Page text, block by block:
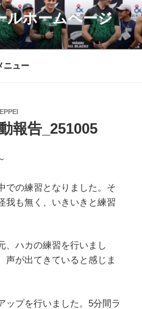
ルホームページ
ニュー
報告_251005
での練習となりました。そ
我も無く、いきいきと練習
、ハカの練習を行いまし
声が出てきていると感じま
ップを行いました。5分間ラ